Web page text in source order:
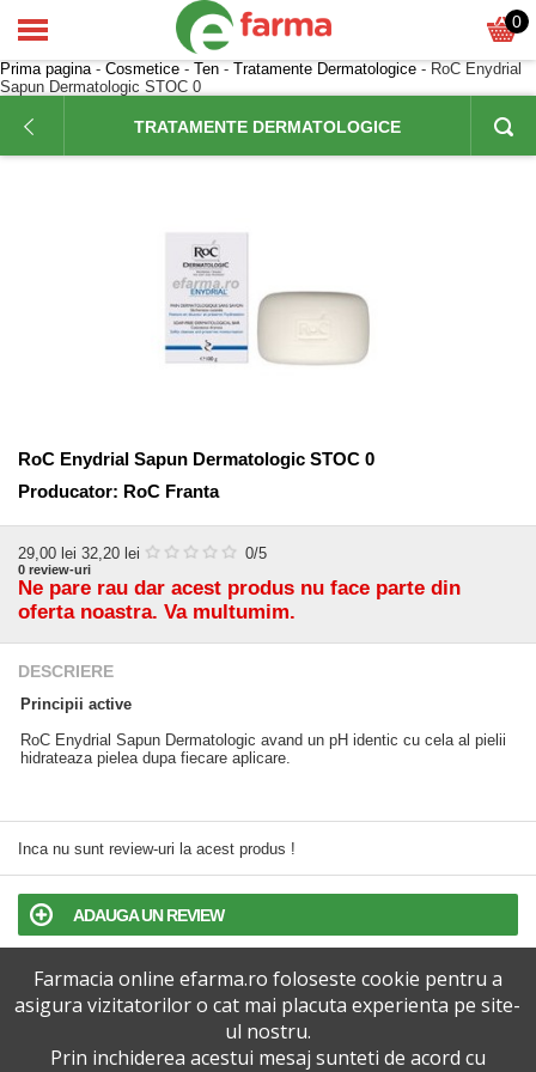
0
Prima pagina- Cosmetice - Ten - Tratamente Dermatologice - RoC Enydrial
Sapun Dermatologic STOC 0
TRATAMENTE DERMATOLOGICE
RoC Enydrial Sapun Dermatologic STOC 0
Producator: RoC Franta
29,00 lei 32,20 lei 0/5
0 review-uri
Ne pare rau dar acest produs nu face parte din
oferta noastra. Va multumim.
DESCRIERE
Principii active
RoC Enydrial Sapun Dermatologic avand un pH identic cu cela al pielii
hidrateaza pielea dupa fiecare aplicare.
Inca nu sunt review-uri la acest produs !
ADAUGA UN REVIEW
TERMENI SI CONDITII
POLITICA DE CONFIDENTIALITATE
Farmacia online efarma.ro foloseste cookie pentru a
asigura vizitatorilor o cat mai placuta experienta pe site-
ul nostru.
Prin inchiderea acestui mesaj sunteti de acord cu